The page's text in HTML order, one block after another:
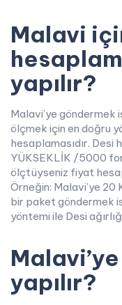
Malavi
yapılır?
Malavi’ye göndermek
ölçmek için en doğru
hesaplamasıdır. Desi
YÜKSEKLİK /5000
ölçtüyseniz fiyat
Örneğin: Malavi’ye
bir paket göndermek
yöntemi ile Desi
yapılır?